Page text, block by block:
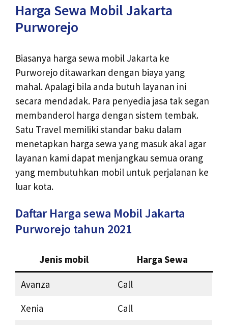
Harga Sewa Mobil Jakarta
Purworejo
Biasanya harga sewa mobil Jakarta ke
Purworejo ditawarkan dengan biaya yang
mahal. Apalagi bila anda butuh layanan ini
secara mendadak. Para penyedia jasa tak segan
membanderol harga dengan sistem tembak.
Satu Travel memiliki standar baku dalam
menetapkan harga sewa yang masuk akal agar
layanan kami dapat menjangkau semua orang
yang membutuhkan mobil untuk perjalanan ke
luar kota.
Daftar Harga sewa Mobil Jakarta
Purworejo tahun 2021
Jenis mobil Harga Sewa
Avanza
Call
Xenia
Call